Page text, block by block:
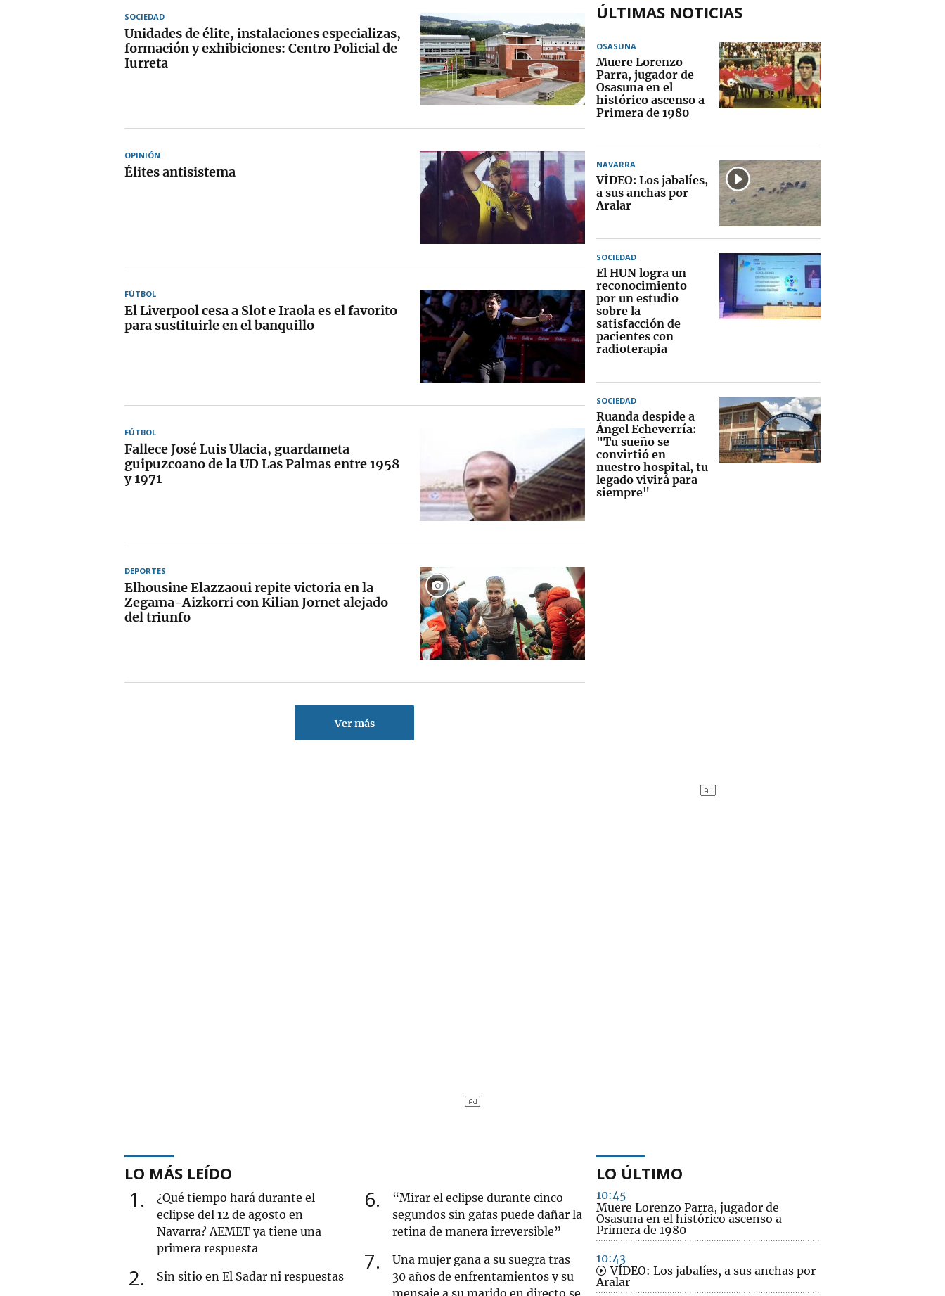
SOCIEDAD
Unidades de élite, instalaciones especializas,
formación y exhibiciones: Centro Policial de
Iurreta
OPINIÓN
Élites antisistema
FÚTBOL
El Liverpool cesa a Slot e Iraola es el favorito
para sustituirle en el banquillo
FÚTBOL
Fallece José Luis Ulacia, guardameta
guipuzcoano de la UD Las Palmas entre 1958
y 1971
DEPORTES
Elhousine Elazzaoui repite victoria en la
Zegama-Aizkorri con Kilian Jornet alejado
del triunfo
Ver más
ÚLTIMAS NOTICIAS
OSASUNA
Muere Lorenzo
Parra, jugador de
Osasuna en el
histórico ascenso a
Primera de 1980
NAVARRA
VÍDEO: Los jabalíes,
a sus anchas por
Aralar
SOCIEDAD
El HUN logra un
reconocimiento
por un estudio
sobre la
satisfacción de
pacientes con
radioterapia
SOCIEDAD
Ruanda despide a
Ángel Echeverría:
"Tu sueño se
convirtió en
nuestro hospital, tu
legado vivirá para
siempre"
LO MÁS LEÍDO
1
¿Qué tiempo hará durante el
eclipse del 12 de agosto en
Navarra? AEMET ya tiene una
primera respuesta
2 Sin sitio en El Sadar ni respuestas
6
“Mirar el eclipse durante cinco
segundos sin gafas puede dañar la
retina de manera irreversible”
7
Una mujer gana a su suegra tras
30 años de enfrentamientos y su
mensaje a su marido en directo se
LO ÚLTIMO
10:45
Muere Lorenzo Parra, jugador de
Osasuna en el histórico ascenso a
Primera de 1980
10:43
VÍDEO: Los jabalíes, a sus anchas por
Aralar